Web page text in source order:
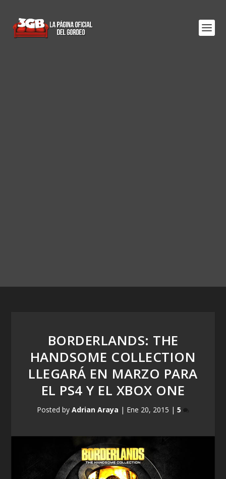
BORDERLANDS: THE
HANDSOME COLLECTION
LLEGARÁ EN MARZO PARA
EL PS4 Y EL XBOX ONE
Posted by Adrian Araya | Ene 20, 2015 | 5